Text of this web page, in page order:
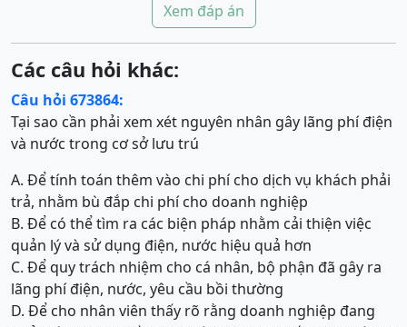
Xem đáp án
Các câu hỏi khác:
Câu hỏi 673864:
Tại sao cần phải xem xét nguyên nhân gây lãng phí điện
và nước trong cơ sở lưu trú
A. Để tính toán thêm vào chi phí cho dịch vụ khách phải
trả, nhằm bù đắp chi phí cho doanh nghiệp
B. Để có thể tìm ra các biện pháp nhằm cải thiện việc
quản lý và sử dụng điện, nước hiệu quả hơn
C. Để quy trách nhiệm cho cá nhân, bộ phận đã gây ra
lãng phí điện, nước, yêu cầu bồi thường
D. Để cho nhân viên thấy rõ rằng doanh nghiệp đang